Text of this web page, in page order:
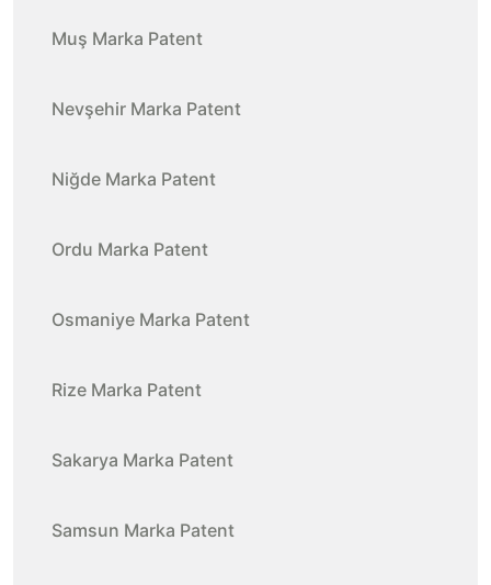
Muş Marka Patent
Nevşehir Marka Patent
Niğde Marka Patent
Ordu Marka Patent
Osmaniye Marka Patent
Rize Marka Patent
Sakarya Marka Patent
Samsun Marka Patent